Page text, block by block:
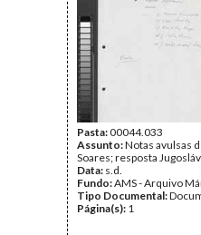
Pasta:00044.033
Assunto:Notas avulsas
Soares; resposta
Data: s.d.
Fundo:AMS - Arquivo
Tipo Documental:
Página(s): 1